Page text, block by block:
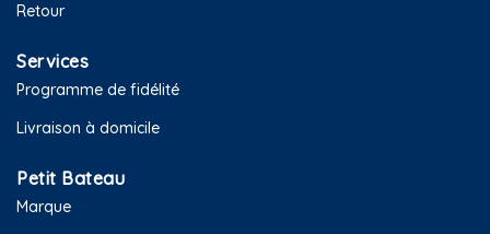
Retour
Services
Programme de fidélité
Livraison à domicile
Petit Bateau
Marque